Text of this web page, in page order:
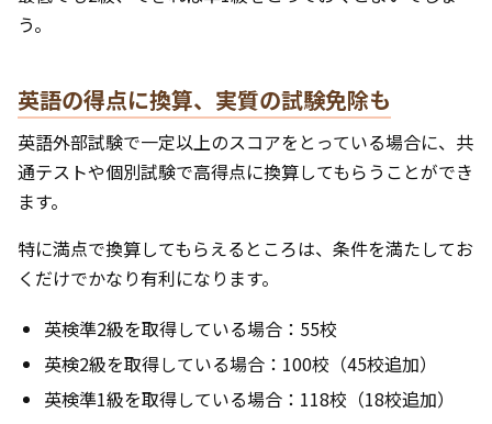
う。
英語の得点に換算、実質の試験免除も
英語外部試験で一定以上のスコアをとっている場合に、共
通テストや個別試験で高得点に換算してもらうことができ
ます。
特に満点で換算してもらえるところは、条件を満たしてお
くだけでかなり有利になります。
英検準2級を取得している場合：55校
英検2級を取得している場合：100校（45校追加）
英検準1級を取得している場合：118校（18校追加）